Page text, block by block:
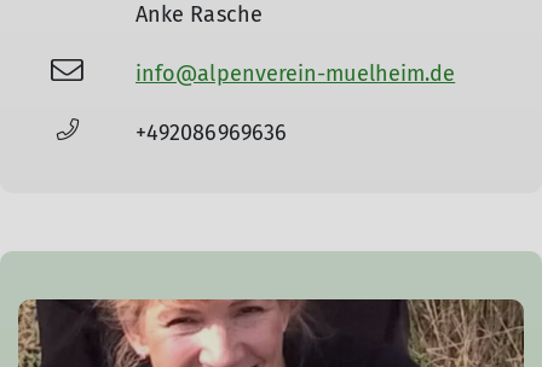
Anke Rasche
info@alpenverein-muelheim.de
+492086969636